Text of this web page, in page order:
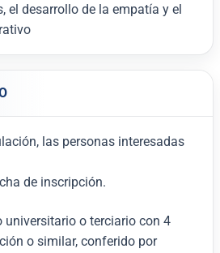
el desarrollo de la empatía y el
las personas interesadas
de inscripción.
universitario o terciario con 4
o similar, conferido por